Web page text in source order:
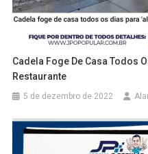
Cadela Foge De Casa Todos
Restaurante
5 de dezembro de 2022